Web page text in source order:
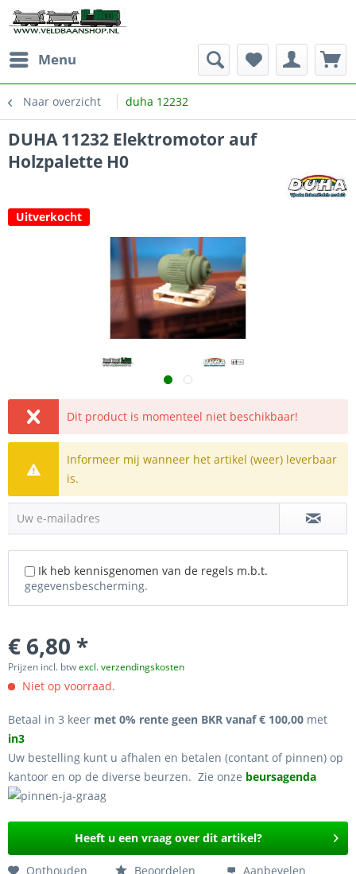
Menu
Naar overzicht duha 12232
DUHA 11232 Elektromotor auf
Holzpalette H0
Uitverkocht
Dit product is momenteel niet beschikbaar!
Informeer mij wanneer het artikel (weer) leverbaar
is.
Uw e-mailadres
Ik heb kennisgenomen van de regels m.b.t.
gegevensbescherming.
€ 6,80 *
Prijzen incl. btwexcl. verzendingskosten
Niet op voorraad.
Betaal in 3 keer met 0% rente geen BKR vanaf € 100,00 met
in3
Uw bestelling kunt u afhalen en betalen (contant of pinnen) op
kantoor en op de diverse beurzen. Zie onze beursagenda
Heeft u een vraag over dit artikel?
Onthouden Beoordelen Aanbevelen